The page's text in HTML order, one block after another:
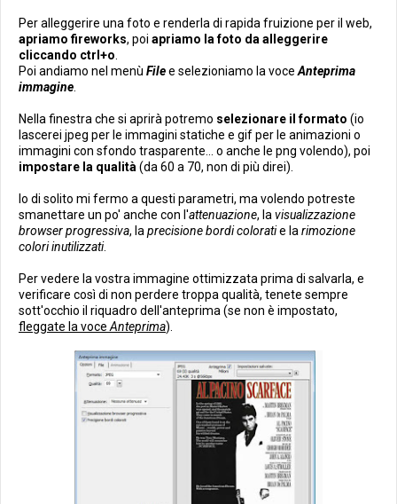
Per alleggerire una foto e renderla di rapida fruizione per il web,
apriamo fireworks, poi apriamo la foto da alleggerire
cliccando ctrl+o
Poi andiamo nel menù Filee selezioniamo la voce Anteprima
immagine
Nella finestra che si aprirà potremo selezionare il formato (io
lascerei jpeg per le immagini statiche e gif per le animazioni o
immagini con sfondo trasparente... o anche le png volendo), poi
impostare la qualità (da 60 a 70, non di più direi).
Io di solito mi fermo a questi parametri, ma volendo potreste
smanettare un po' anche con l'attenuazione, la visualizzazione
browser progressiva, la precisione bordi coloratie la rimozione
colori inutilizzati.
Per vedere la vostra immagine ottimizzata prima di salvarla, e
verificare così di non perdere troppa qualità, tenete sempre
sott'occhio il riquadro dell'anteprima (se non è impostato,
fleggate la voce Anteprima).